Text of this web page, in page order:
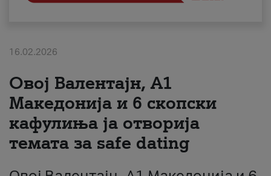
Плати сметка
#ПодобарОнлајн
16.02.2026
Овој Валентајн, A1
Македонија и 6 скопски
кафулиња ја отворија
темата за safe dating